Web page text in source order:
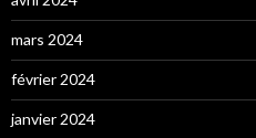
mars 2024
février 2024
janvier 2024